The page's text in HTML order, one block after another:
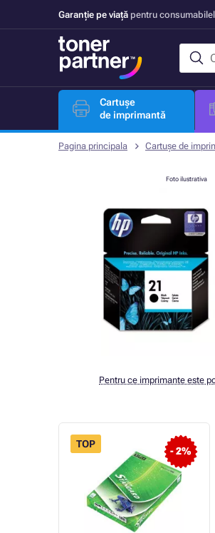
Garanție pe viață pentru
Cartușe
de imprimantă
Pagina principala Cartușe de
Foto ilustrativa
Pentru ce imprimante este
- 2%
TOP